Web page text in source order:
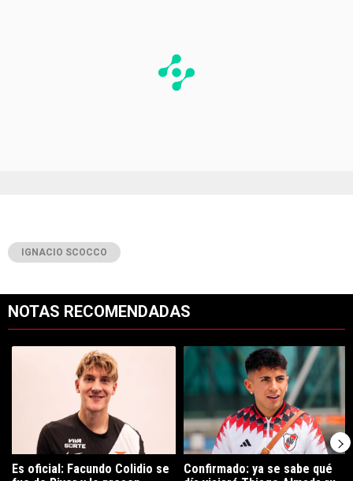
IGNACIO SCOCCO
NOTAS RECOMENDADAS
Un artículo de tendencia con el título "Es oficial: Facundo Colidio
Es oficial: Facundo Colidio se
Un artículo de tendencia con el
Confirmado: ya se sabe qué